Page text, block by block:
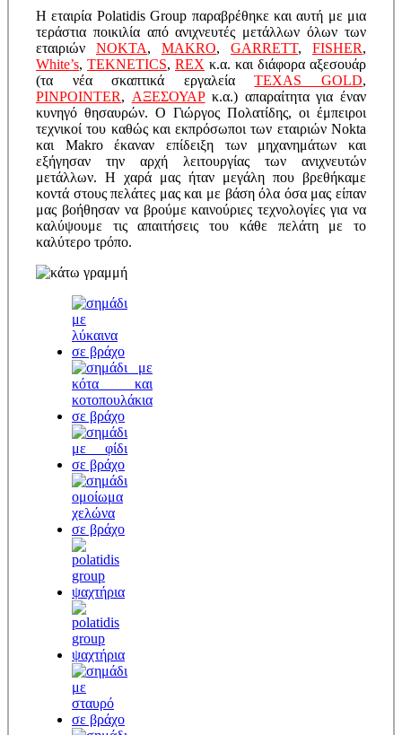
Η εταιρία Polatidis Group παραβρέθηκε και αυτή με μια
τεράστια ποικιλία από ανιχνευτές μετάλλων όλων των
εταιριών
NOKTA, MAKRO, GARRETT, FISHER,
White’s, TEKNETICS, REX κ.α. και διάφορα αξεσουάρ
(τα νέα σκαπτικά εργαλείαTEXAS GOLD,
PINPOINTER, ΑΞΕΣΟΥΑΡκ.α.) απαραίτητα για έναν
κυνηγό θησαυρών. Ο Γιώργος Πολατίδης, οι έμπειροι
τεχνικοί του καθώς και εκπρόσωποι των εταιριών Nokta
και Makro έκαναν επίδειξη των μηχανημάτων και
εξήγησαν την αρχή λειτουργίας των ανιχνευτών
μετάλλων. Η χαρά μας ήταν μεγάλη που βρεθήκαμε
κοντά στους πελάτες μας και με βάση όλα όσα μας είπαν
μας βοήθησαν να βρούμε καινούριες τεχνολογίες για να
καλύψουμε τις απαιτήσεις του κάθε πελάτη με το
καλύτερο τρόπο.